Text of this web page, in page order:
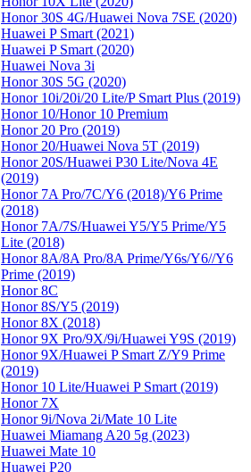
Honor 30S 4G/Huawei Nova 7SE (2020)
Huawei P Smart (2021)
Huawei P Smart (2020)
Huawei Nova 3i
Honor 30S 5G (2020)
Honor 10i/20i/20 Lite/P Smart Plus (2019)
Honor 10/Honor 10 Premium
Honor 20 Pro (2019)
Honor 20/Huawei Nova 5T (2019)
Honor 20S/Huawei P30 Lite/Nova 4E
(2019)
Honor 7A Pro/7C/Y6 (2018)/Y6 Prime
(2018)
Honor 7A/7S/Huawei Y5/Y5 Prime/Y5
Lite (2018)
Honor 8A/8A Pro/8A Prime/Y6s/Y6//Y6
Prime (2019)
Honor 8C
Honor 8S/Y5 (2019)
Honor 8X (2018)
Honor 9X Pro/9X/9i/Huawei Y9S (2019)
Honor 9X/Huawei P Smart Z/Y9 Prime
(2019)
Honor 10 Lite/Huawei P Smart (2019)
Honor 7X
Honor 9i/Nova 2i/Mate 10 Lite
Huawei Miamang A20 5g (2023)
Huawei Mate 10
Huawei P20